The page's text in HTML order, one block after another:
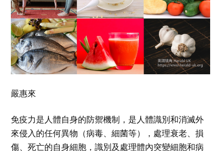
嚴惠來
免疫力是人體自身的防禦機制，是人體識別和消滅外
來侵入的任何異物（病毒、細菌等），處理衰老、損
傷、死亡的自身細胞，識別及處理體內突變細胞和病